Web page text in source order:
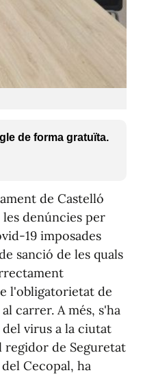
de forma gratuïta.
de Castelló
denúncies per
19 imposades
sanció de les quals
l'obligatorietat de
carrer. A més, s'ha
virus a la ciutat
regidor de Seguretat
Cecopal, ha